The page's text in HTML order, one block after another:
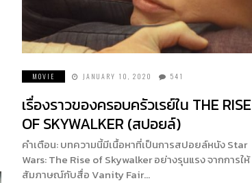
MOVIE JANUARY 10, 2020 541
เรื่องราวของครอบครัวเรย์ใน THE RISE
OF SKYWALKER (สปอยล์)
คำเตือน: บทความนี้มีเนื้อหาที่เป็นการสปอยล์หนัง Star
Wars: The Rise of Skywalker อย่างรุนแรง จากการให้
สัมภาษณ์กับสื่อ Vanity Fair…